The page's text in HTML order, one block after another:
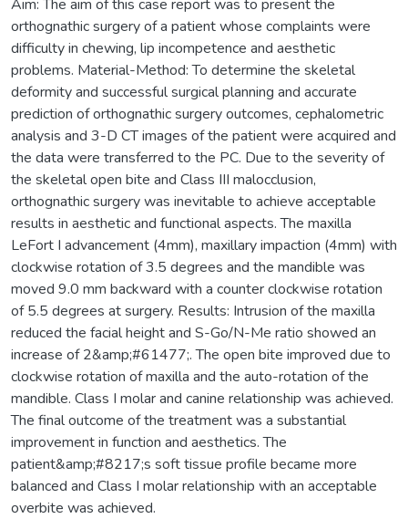
Aim: The aim of this case report was to present the
orthognathic surgery of a patient whose complaints were
difficulty in chewing, lip incompetence and aesthetic
problems. Material-Method: To determine the skeletal
deformity and successful surgical planning and accurate
prediction of orthognathic surgery outcomes, cephalometric
analysis and 3-D CT images of the patient were acquired and
the data were transferred to the PC. Due to the severity of
the skeletal open bite and Class III malocclusion,
orthognathic surgery was inevitable to achieve acceptable
results in aesthetic and functional aspects. The maxilla
LeFort I advancement (4mm), maxillary impaction (4mm) with
clockwise rotation of 3.5 degrees and the mandible was
moved 9.0 mm backward with a counter clockwise rotation
of 5.5 degrees at surgery. Results: Intrusion of the maxilla
reduced the facial height and S-Go/N-Me ratio showed an
increase of 2&amp;#61477;. The open bite improved due to
clockwise rotation of maxilla and the auto-rotation of the
mandible. Class I molar and canine relationship was achieved.
The final outcome of the treatment was a substantial
improvement in function and aesthetics. The
patient&amp;#8217;s soft tissue profile became more
balanced and Class I molar relationship with an acceptable
overbite was achieved.